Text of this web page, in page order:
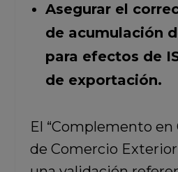
Asegurar el
de acumulación
para efectos de
de exportación.
El “Complemento en
de Comercio